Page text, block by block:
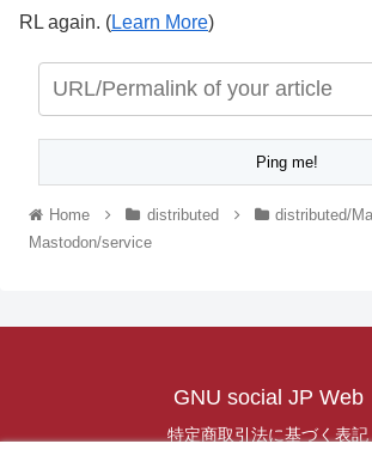
RL again. (Learn More)
Home distributed
distributed/
Mastodon/service
GNU social JP Web
特定商取引法に基づく表記